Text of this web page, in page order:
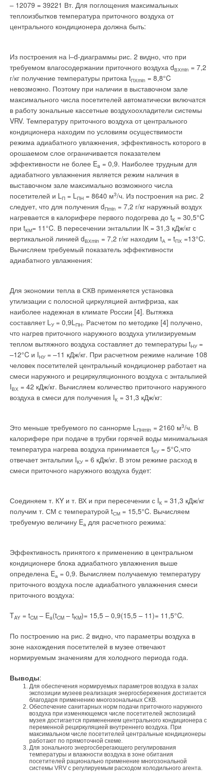
– 12079 = 39221 Вт. Для поглощения максимальных
теплоизбытков температура приточного воздуха от
центрального кондиционера должна быть:
Из построения на i–d-диаграммы рис. 2 видно, что при
требуемом влагосодержании приточного воздуха dВХmin = 7,2
г/кг получение температуры притока tПХmin = 8,8°C
невозможно. Поэтому при наличии в выставочном зале
максимального числа посетителей автоматически включатся
в работу зональные кассетные воздухоохладители системы
VRV. Температуру приточного воздуха от центрального
кондиционера находим по условиям осуществимости
режима адиабатного увлажнения, эффективность которого в
орошаемом слое ограничивается показателем
эффективности не более Ea = 0,9. Наиболее трудным для
адиабатного увлажнения является режим наличия в
выставочном зале максимально возможного числа
посетителей и LП = LПН = 8640 м3/ч. Из построения на рис. 2
следует, что для получения dПmin = 7,2 г/кг наружный воздух
нагревается в калорифере первого подогрева до tК = 30,5°C
при tКМ= 11°C. В пересечении энтальпии IК = 31,3 кДж/кг с
вертикальной линией dВХmin = 7,2 г/кг находим tА = tПХ =13°C.
Вычисляем требуемый показатель эффективности
адиабатного увлажнения:
Для экономии тепла в СКВ применяется установка
утилизации с полосной циркуляцией антифриза, как
наиболее надежная в климате России [4]. Вытяжка
составляет LУ= 0,9LПН. Расчетом по методике [4] получено,
что нагрев приточного наружного воздуха утилизируемым
теплом вытяжного воздуха составляет до температуры tНУ=
–12°C и IНУ= –11 кДж/кг. При расчетном режиме наличие 108
человек посетителей центральный кондиционер работает на
смеси наружного и рециркуляционного воздуха с энтальпией
IВХ = 42 кДж/кг. Вычисляем количество приточного наружного
воздуха в смеси для получения IК = 31,3 кДж/кг:
Это меньше требуемого по саннорме LПНmin = 2160 м3/ч. В
калорифере при подаче в трубки горячей воды минимальная
температура нагрева воздуха принимается tКУ= 5°C,что
отвечает энтальпии IКУ= 6 кДж/кг. В этом режиме расход в
смеси приточного наружного воздуха будет:
Соединяем т. КY и т. ВХ и при пересечении с IК = 31,3 кДж/кг
получим т. СМ с температурой tСМ = 15,5°C. Вычисляем
требуемую величину Eа для расчетного режима:
Эффективность принятого к применению в центральном
кондиционере блока адиабатного увлажнения выше
определена Eа = 0,9. Вычисляем получаемую температуру
приточного воздуха после адиабатного увлажнения смеси
приточного воздуха:
TAY = tCM – Ea(tCM – tKM)= 15,5 – 0,9(15,5 – 11)= 11,5°C.
По построению на рис. 2 видно, что параметры воздуха в
зоне нахождения посетителей в музее отвечают
нормируемым значениям для холодного периода года.
Выводы:
Для обеспечения нормируемых параметров воздуха в залах
экспозиции музеев реализация энергосбережения достигается
благодаря применению многозональных СКВ.
Обеспечение санитарных норм подачи приточного наружного
воздуха при изменяющемся числе посетителей экспозиций
музея достигается применением центрального кондиционера с
переменной рециркуляцией внутреннего воздуха. При
максимальном числе посетителей центральные кондиционеры
работают по прямоточной схеме.
Для зонального энергосберегающего регулирования
температуры и влажности воздуха в зоне обитания
посетителей рационально применение многозональной
системы VRV с регулируемым расходом холодильного агента.